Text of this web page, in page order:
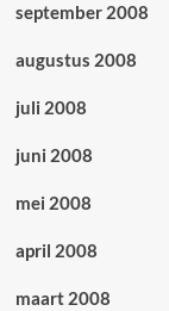
september 2008
augustus 2008
juli 2008
juni 2008
mei 2008
april 2008
maart 2008